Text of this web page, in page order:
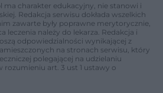
ma charakter edukacyjny, nie stanowi i
Redakcja serwisu dokłada wszelkich
zawarte były poprawne merytorycznie,
leczenia należy do lekarza. Redakcja i
odpowiedzialności wynikającej z
na stronach serwisu, który
polegającej na udzielaniu
art. 3 ust 1 ustawy o